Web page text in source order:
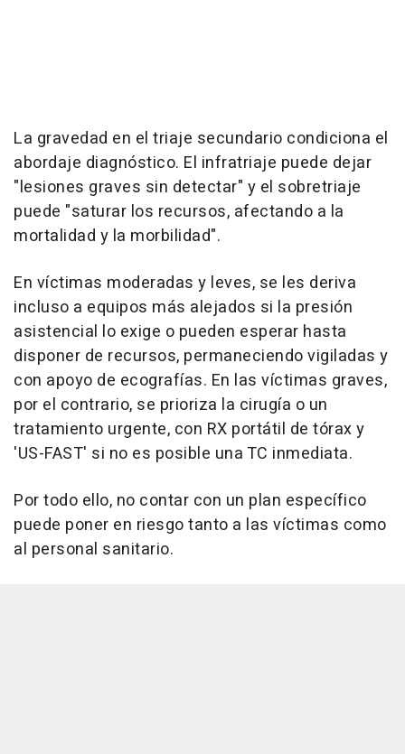
La gravedad en el triaje secundario condiciona el
abordaje diagnóstico. El infratriaje puede dejar
"lesiones graves sin detectar" y el sobretriaje
puede "saturar los recursos, afectando a la
mortalidad y la morbilidad".
En víctimas moderadas y leves, se les deriva
incluso a equipos más alejados si la presión
asistencial lo exige o pueden esperar hasta
disponer de recursos, permaneciendo vigiladas y
con apoyo de ecografías. En las víctimas graves,
por el contrario, se prioriza la cirugía o un
tratamiento urgente, con RX portátil de tórax y
'US-FAST' si no es posible una TC inmediata.
Por todo ello, no contar con un plan específico
puede poner en riesgo tanto a las víctimas como
al personal sanitario.